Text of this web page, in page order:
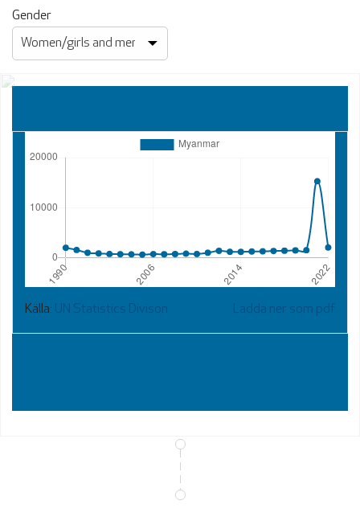
Gender
Källa: UN Statistics Divison Ladda ner som pdf